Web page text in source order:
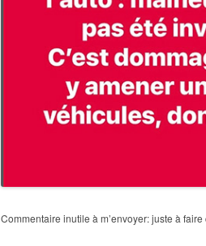
Commentaire inutile à m’envoyer: juste à